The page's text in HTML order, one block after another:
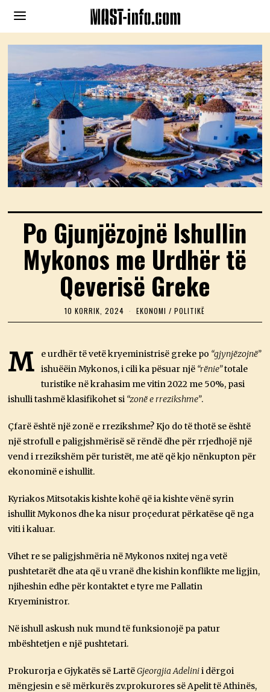
Po Gjunjëzojnë Ishullin
Mykonos me Urdhër të
Qeverisë Greke
10 KORRIK, 2024
0
R
I
,
2
4
EKONOMI / POLITIKË
M e urdhër të vetë kryeministrisë greke po “gjynjëzojnë”
ishuëëin Mykonos, i cili ka pësuar një “rënie”totale
turistike në krahasim me vitin 2022 me 50%, pasi
ishulli tashmë klasifikohet si “zonë e rrezikshme”.
Çfarë është një zonë e rrezikshme? Kjo do të thotë se është
një strofull e paligjshmërisë së rëndë dhe për rrjedhojë një
vend i rrezikshëm për turistët, me atë që kjo nënkupton për
ekonominë e ishullit.
Kyriakos Mitsotakis kishte kohë që ia kishte vënë syrin
ishullit Mykonos dhe ka nisur proçedurat përkatëse që nga
viti i kaluar.
Vihet re se paligjshmëria në Mykonos nxitej nga vetë
pushtetarët dhe ata që u vranë dhe kishin konflikte me ligjin,
njiheshin edhe për kontaktet e tyre me Pallatin
Kryeministror.
Në ishull askush nuk mund të funksionojë pa patur
mbështetjen e një pushtetari.
Prokurorja e Gjykatës së LartëGjeorgjia Adelinii dërgoi
mëngjesin e së mërkurës zv.prokurores së Apelit të Athinës,